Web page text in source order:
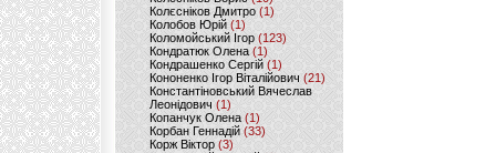
Колєсніков Дмитро (1)
Колобов Юрій (1)
Коломойський Ігор (123)
Кондратюк Олена(1)
Кондрашенко Сергій (1)
Кононенко Ігор Віталійович (21)
Константіновський Вячеслав
Леонідович (1)
Копанчук Олена (1)
Корбан Геннадій (33)
Корж Віктор (3)